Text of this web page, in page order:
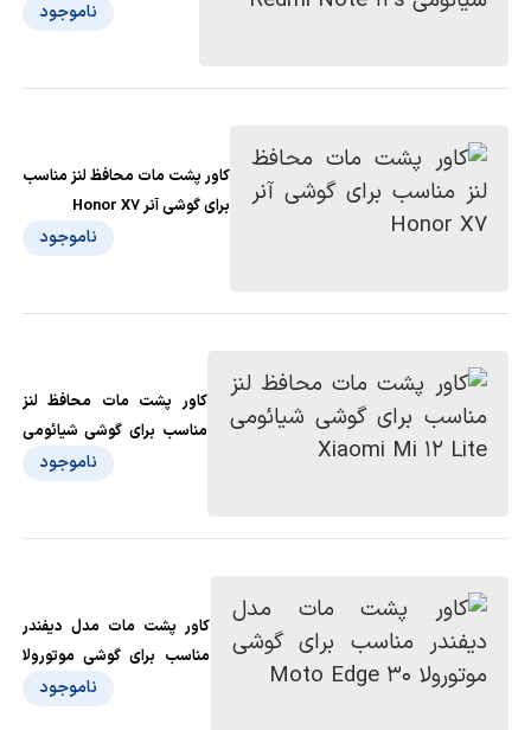
ناموجود
کاور پشت مات محافظ لنز مناسب
برای گوشی آنر Honor X7
ناموجود
کاور پشت مات محافظ لنز
مناسب برای گوشی شیائومی
Xiaomi Mi 12 Liteناموجود
کاور پشت مات مدل دیفندر
مناسب برای گوشی موتورولا
ناموجود